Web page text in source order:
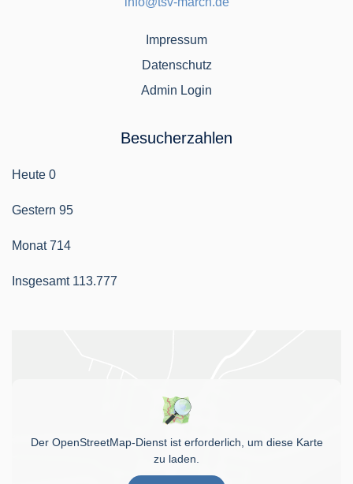
Impressum
Datenschutz
Admin Login
Besucherzahlen
Heute 0
Gestern 95
Monat714
Insgesamt 113.777
Der OpenStreetMap-Dienst ist erforderlich, um diese Karte
zu laden.